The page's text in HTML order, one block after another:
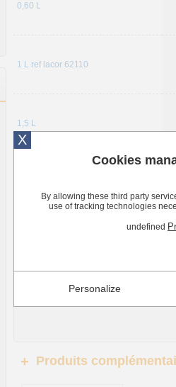
0,60 L
1 L ref lacor 62110
1,5 L
La Cafetière de service inox Classic
+ Produits
X
Cookies
By allowing these third party
use of tracking technologies
undefined
Personalize